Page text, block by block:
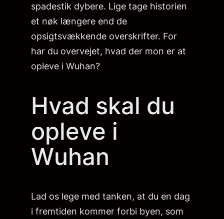
spadestik dybere. Lige tage historien
et nøk længere end de
opsigtsvækkende overskrifter. For
har du overvejet, hvad der mon er at
opleve i Wuhan?
Hvad skal du
opleve i
Wuhan
Lad os lege med tanken, at du en dag
i fremtiden kommer forbi byen, som